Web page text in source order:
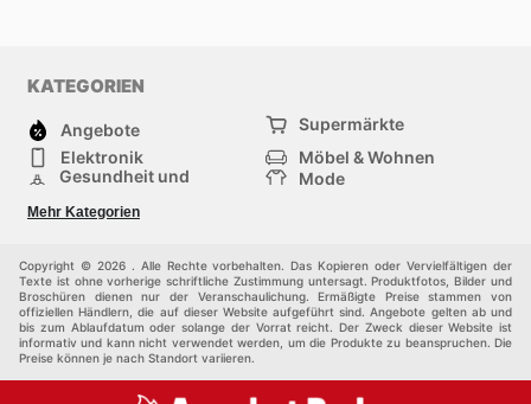
KATEGORIEN
Angebote
Supermärkte
Elektronik
Möbel & Wohnen
Gesundheit und
Mode
Sportartikel und
Sportbekleidung
Einkaufzentren
Andere
Mehr Kategorien
Copyright © 2026 . Alle Rechte vorbehalten. Das Kopieren oder Vervielfältigen der
Texte ist ohne vorherige schriftliche Zustimmung untersagt. Produktfotos, Bilder und
Broschüren dienen nur der Veranschaulichung. Ermäßigte Preise stammen von
offiziellen Händlern, die auf dieser Website aufgeführt sind. Angebote gelten ab und
bis zum Ablaufdatum oder solange der Vorrat reicht. Der Zweck dieser Website ist
informativ und kann nicht verwendet werden, um die Produkte zu beanspruchen. Die
Preise können je nach Standort variieren.